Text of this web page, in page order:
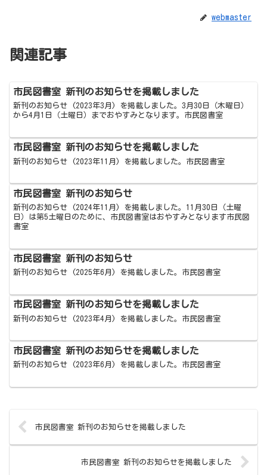
webmaster
関連記事
市民図書室 新刊のお知らせを掲載しました
新刊のお知らせ (2023年3月) を掲載しました。3月30日（木曜日）
から4月1日（土曜日）までおやすみとなります。市民図書室
市民図書室 新刊のお知らせを掲載しました
新刊のお知らせ (2023年11月) を掲載しました。市民図書室
市民図書室 新刊のお知らせ
新刊のお知らせ (2024年11月) を掲載しました。11月30日（土曜
日）は第5土曜日のために、市民図書室はおやすみとなります市民図
書室
市民図書室 新刊のお知らせ
新刊のお知らせ (2025年6月) を掲載しました。市民図書室
市民図書室 新刊のお知らせを掲載しました
新刊のお知らせ (2023年4月) を掲載しました。市民図書室
市民図書室 新刊のお知らせを掲載しました
新刊のお知らせ (2023年6月) を掲載しました。市民図書室
市民図書室 新刊のお知らせを掲載しました
市民図書室 新刊のお知らせを掲載しました